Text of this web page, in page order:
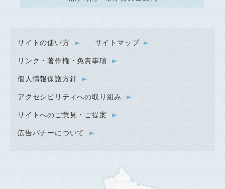
サイトの使い方 サイトマップ
リンク・著作権・免責事項
個人情報保護方針
アクセシビリティへの取り組み
サイトへのご意見・ご提案
広告バナーについて